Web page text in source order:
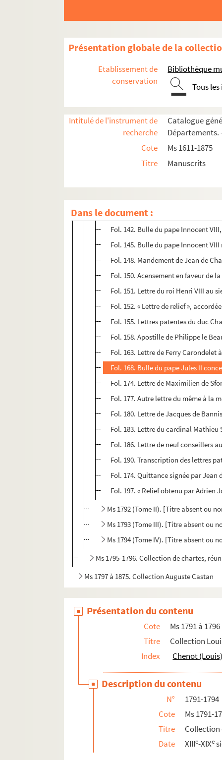
Présentation globale de la
Etablissement de
conservation
Bibliothèque
Tous
Intitulé de l'instrument de
recherche
Catalogue
Départements.
Cote
Ms 1611-1875
Titre
Manuscrits
Dans le document :
Fol. 4. Bulle du pape Boniface VIII,
Fol. 10. Mandement du roi Charles
Fol. 19. Mandement du roi Charles
Fol. 22. Acte d'appel de
Fol. 23. Extrait du testament de
Fol. 26. Décret du Concile de
Fol. 28. Mandement du roi Henri
Fol. 33. Testament de Marie
Fol. 39. [Titre absent ou non
Fol. 139. Bulle du pape Innocent
Fol. 142. Bulle du pape Innocent
Fol. 145. Bulle du pape Innocent
Fol. 148. Mandement de Jean de
Fol. 150. Acensement en faveur de
Fol. 151. Lettre du roi Henri VIII au
Fol. 152. « Lettre de relief »,
Fol. 155. Lettres patentes du duc
Fol. 158. Apostille de Philippe le
Fol. 163. Lettre de Ferry
Fol. 168. Bulle du pape Jules II
Fol. 174. Lettre de Maximilien de
Fol. 177. Autre lettre du même à la
Fol. 180. Lettre de Jacques de
Fol. 183. Lettre du cardinal
Fol. 186. Lettre de neuf conseillers
Fol. 190. Transcription des lettres
Fol. 174. Quittance signée par
Fol. 197. « Relief obtenu par Adrien
Ms 1792 (Tome II). [Titre absent ou
Ms 1793 (Tome III). [Titre absent ou
Ms 1794 (Tome IV). [Titre absent ou
Ms 1795-1796. Collection de chartes,
Ms 1797 à 1875. Collection Auguste Castan
Présentation du contenu
Cote
Ms 1791 à 1796
Titre
Collection
Index
Chenot
Description du contenu
N°
1791-1794
Cote
Ms 1791-
Titre
Date
XIIIe-XIXe